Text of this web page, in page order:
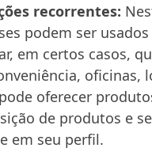
recorrentes:
podem ser
em certos casos,
oficinas,
oferecer
de produtos e
em seu perfil.